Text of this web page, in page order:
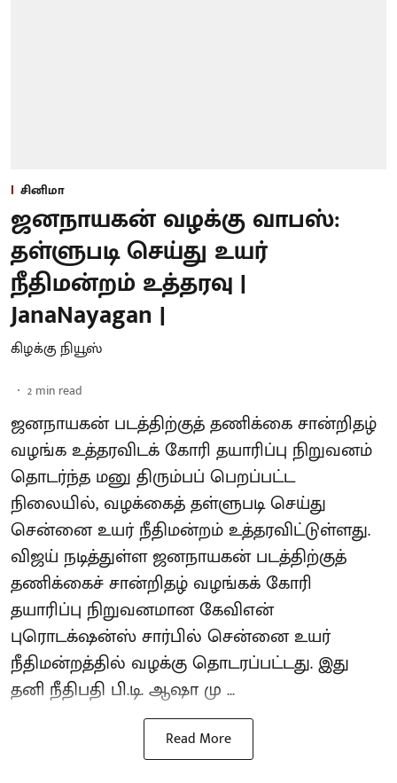
சினிமா
ஜனநாயகன் வழக்கு வாபஸ்:
தள்ளுபடி செய்து உயர்
நீதிமன்றம் உத்தரவு |
JanaNayagan |
கிழக்கு நியூஸ்
2 min read
ஜனநாயகன் படத்திற்குத் தணிக்கை சான்றிதழ்
வழங்க உத்தரவிடக் கோரி தயாரிப்பு நிறுவனம்
தொடர்ந்த மனு திரும்பப் பெறப்பட்ட
நிலையில், வழக்கைத் தள்ளுபடி செய்து
சென்னை உயர் நீதிமன்றம் உத்தரவிட்டுள்ளது.
விஜய் நடித்துள்ள ஜனநாயகன் படத்திற்குத்
தணிக்கைச் சான்றிதழ் வழங்கக் கோரி
தயாரிப்பு நிறுவனமான கேவிஎன்
புரொடக்‌ஷன்ஸ் சார்பில் சென்னை உயர்
நீதிமன்றத்தில் வழக்கு தொடரப்பட்டது. இது
தனி நீதிபதி பி.டி. ஆஷா மு ...
Read More